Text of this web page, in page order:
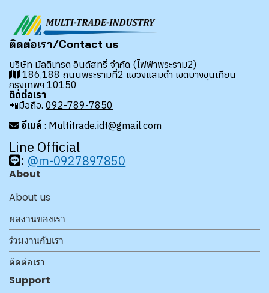
ติดต่อเรา/Contact us
บริษัท มัลติเทรด อินดัสทรี้ จำกัด (ไฟฟ้าพระราม2)
186,188 ถนนพระรามที่2 แขวงแสมดำ เขตบางขุนเทียน
กรุงเทพฯ 10150
ติดต่อเรา
📲มือถือ. 092-789-7850
อีเมล์ : Multitrade.idt@gmail.com
Line Official
: @m-0927897850
About
About us
ผลงานของเรา
ร่วมงานกับเรา
ติดต่อเรา
Support